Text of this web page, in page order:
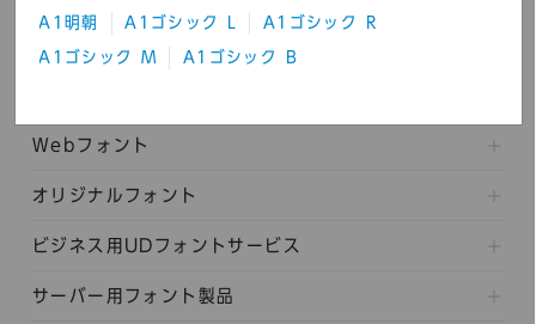
パッケージフォント製品
Webフォント
オリジナルフォント
ビジネス用UDフォントサービス
サーバー用フォント製品
A1明朝 A1ゴシック L A1ゴシック R
A1ゴシック M A1ゴシック B